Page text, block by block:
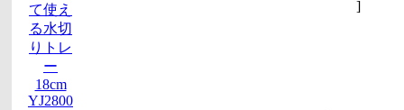
て使え
る水切
りトレ
ー
18cm
YJ2800
]